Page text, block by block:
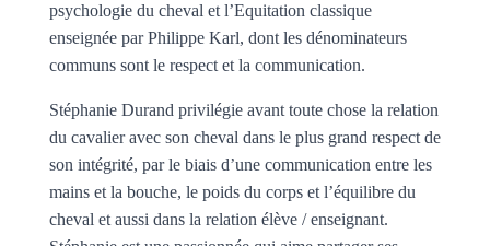
psychologie du cheval et l’Equitation classique
enseignée par Philippe Karl, dont les dénominateurs
communs sont le respect et la communication.
Stéphanie Durand privilégie avant toute chose la relation
du cavalier avec son cheval dans le plus grand respect de
son intégrité, par le biais d’une communication entre les
mains et la bouche, le poids du corps et l’équilibre du
cheval et aussi dans la relation élève / enseignant.